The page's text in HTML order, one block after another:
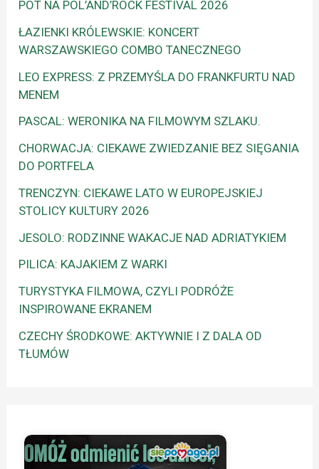
POT NA POL’AND’ROCK FESTIVAL 2026
ŁAZIENKI KRÓLEWSKIE: KONCERT
WARSZAWSKIEGO COMBO TANECZNEGO
LEO EXPRESS: Z PRZEMYŚLA DO FRANKFURTU NAD
MENEM
PASCAL: WERONIKA NA FILMOWYM SZLAKU.
CHORWACJA: CIEKAWE ZWIEDZANIE BEZ SIĘGANIA
DO PORTFELA
TRENCZYN: CIEKAWE LATO W EUROPEJSKIEJ
STOLICY KULTURY 2026
JESOLO: RODZINNE WAKACJE NAD ADRIATYKIEM
PILICA: KAJAKIEM Z WARKI
TURYSTYKA FILMOWA, CZYLI PODRÓŻE
INSPIROWANE EKRANEM
CZECHY ŚRODKOWE: AKTYWNIE I Z DALA OD
TŁUMÓW